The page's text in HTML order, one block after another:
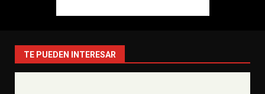
TE PUEDEN INTERESAR